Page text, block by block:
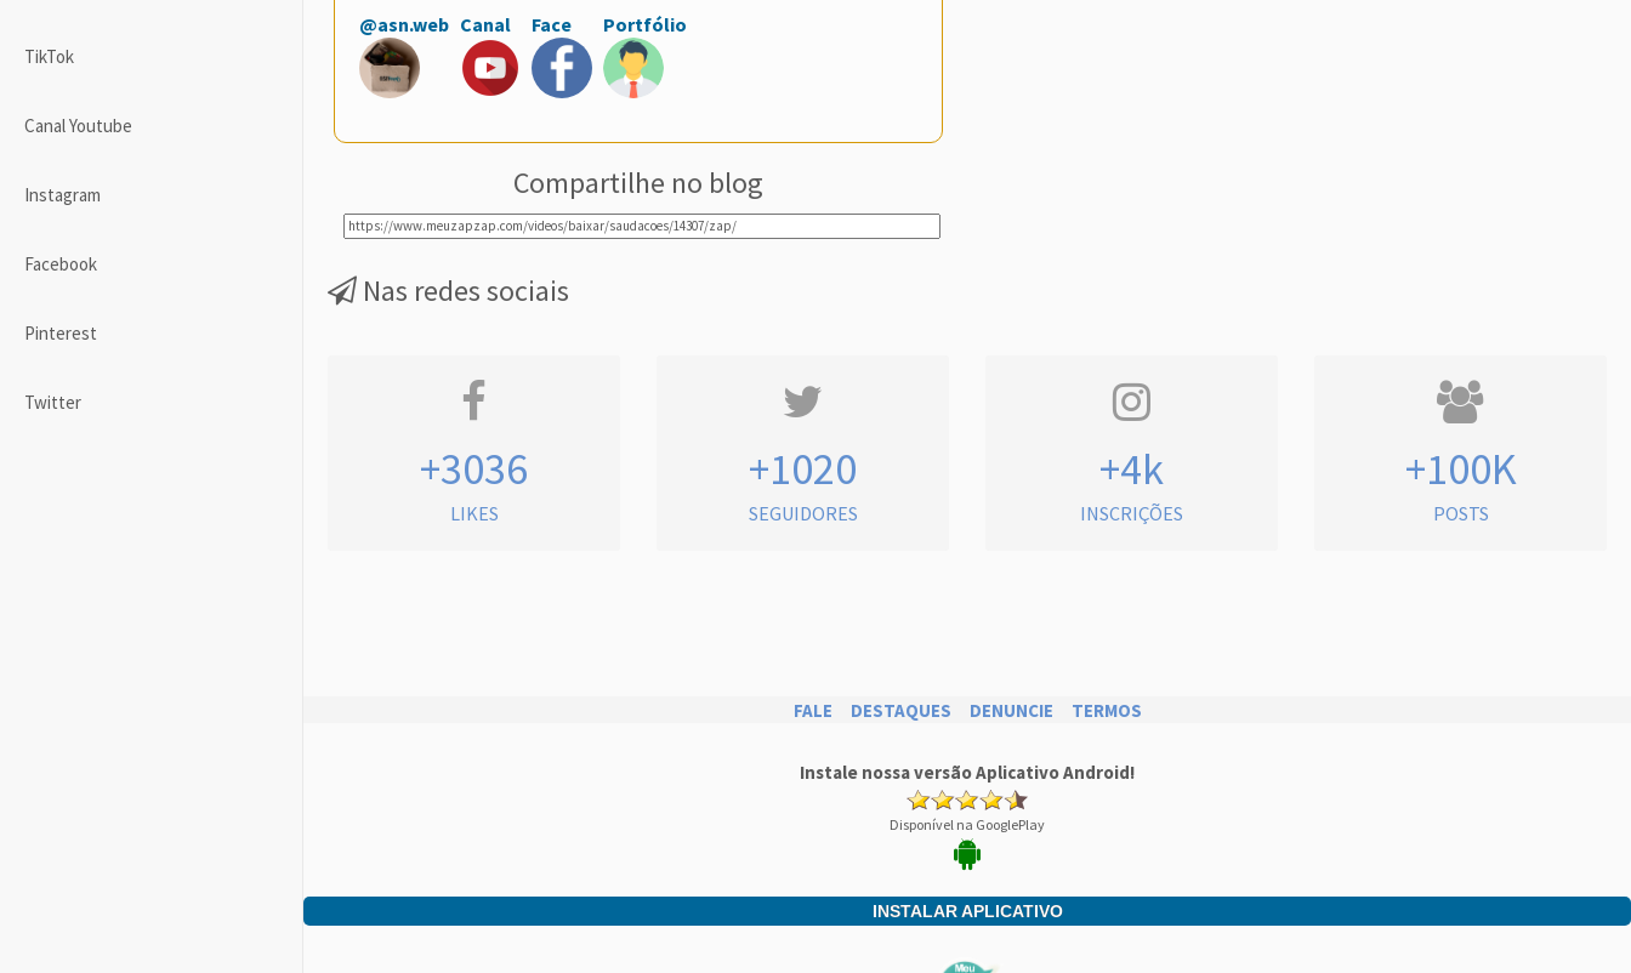
TikTok
Canal Youtube
Instagram
Facebook
Pinterest
Twitter
@asn.web Canal Face Portfólio
Compartilhe no blog
Nas redes sociais
+3036
LIKES
+1020
SEGUIDORES
+4k
INSCRIÇÕES
+100K
POSTS
FALE DESTAQUES DENUNCIE TERMOS
Instale nossa versão Aplicativo Android!
Disponível na GooglePlay
INSTALAR APLICATIVO